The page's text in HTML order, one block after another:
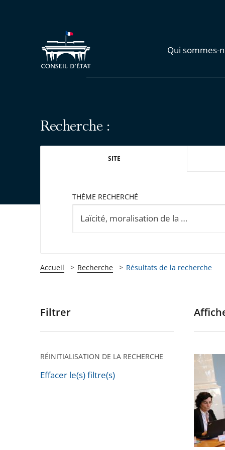
Qui sommes-
Recherche :
SITE
THÈME RECHERCHÉ
Accueil Recherche Résultats de la recherche
Passer
pour
après
Filtrer
RÉINITIALISATION DE LA RECHERCHE
Effacer le(s) filtre(s)
Visite
d’une
du
Conseil
d’État
à